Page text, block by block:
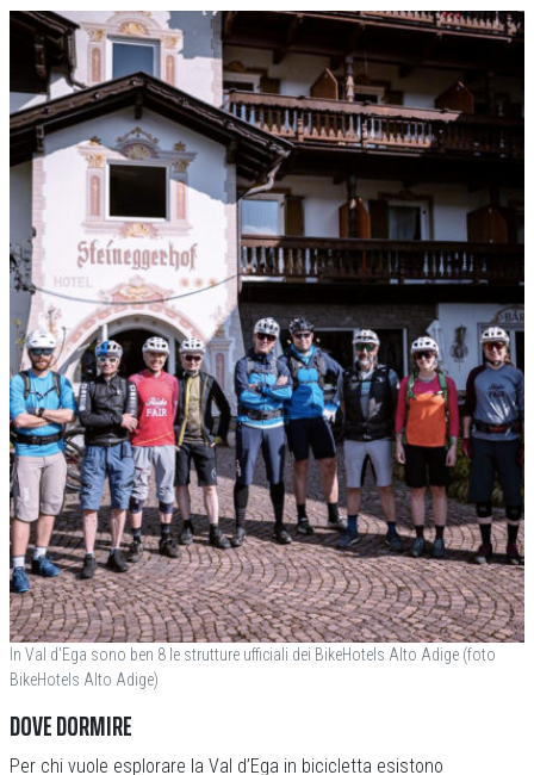
In Val d’Ega sono ben 8 le strutture ufficiali dei BikeHotels Alto Adige (foto
BikeHotels Alto Adige)
DOVE DORMIRE
Per chi vuole esplorare la Val d’Ega in bicicletta esistono